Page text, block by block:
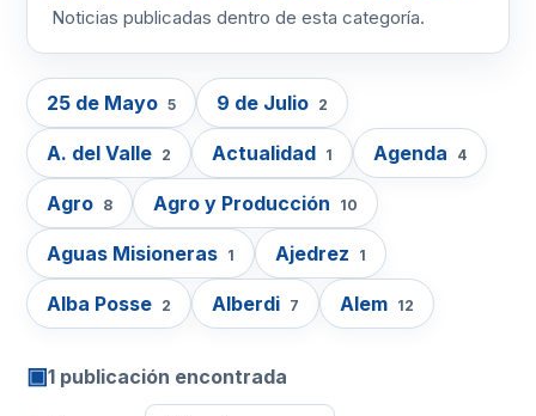
Noticias publicadas dentro de esta categoría.
25 de Mayo 5 9 de Julio 2
A. del Valle 2 Actualidad 1 Agenda 4
Agro 8 Agro y Producción 10
Aguas Misioneras 1 Ajedrez 1
Alba Posse 2 Alberdi 7 Alem 12
▣1 publicación encontrada